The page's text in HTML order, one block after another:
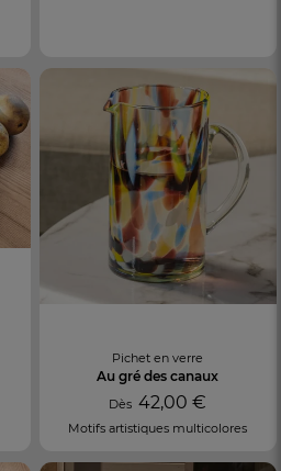
Pichet en verre
Au gré des canaux
Dès42,00 €
Motifs artistiques multicolores